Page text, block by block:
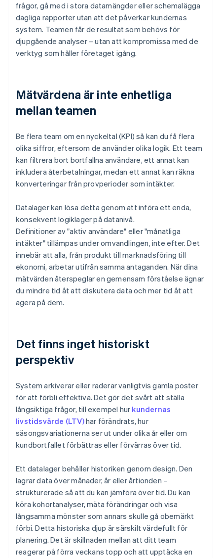
frågor, gå med i stora datamängder eller schemalägga
dagliga rapporter utan att det påverkar kundernas
system. Teamen får de resultat som behövs för
djupgående analyser – utan att kompromissa med de
verktyg som håller företaget igång.
Mätvärdena är inte enhetliga
mellan teamen
Be flera team om en nyckeltal (KPI) så kan du få flera
olika siffror, eftersom de använder olika logik. Ett team
kan filtrera bort bortfallna användare, ett annat kan
inkludera återbetalningar, medan ett annat kan räkna
konverteringar från provperioder som intäkter.
Datalager kan lösa detta genom att införa ett enda,
konsekvent logiklager på datanivå.
Definitioner av "aktiv användare" eller "månatliga
intäkter" tillämpas under omvandlingen, inte efter. Det
innebär att alla, från produkt till marknadsföring till
ekonomi, arbetar utifrån samma antaganden. När dina
mätvärden återspeglar en gemensam förståelse ägnar
du mindre tid åt att diskutera data och mer tid åt att
agera på dem.
Det finns inget historiskt
perspektiv
System arkiverar eller raderar vanligtvis gamla poster
för att förbli effektiva. Det gör det svårt att ställa
långsiktiga frågor, till exempel hur kundernas
livstidsvärde (LTV)har förändrats, hur
säsongsvariationerna ser ut under olika år eller om
kundbortfallet förbättras eller förvärras över tid.
Ett datalager behåller historiken genom design. Den
lagrar data över månader, år eller årtionden –
strukturerade så att du kan jämföra över tid. Du kan
köra kohortanalyser, mäta förändringar och visa
långsamma mönster som annars skulle gå obemärkt
förbi. Detta historiska djup är särskilt värdefullt för
planering. Det är skillnaden mellan att ditt team
reagerar på förra veckans topp och att upptäcka en